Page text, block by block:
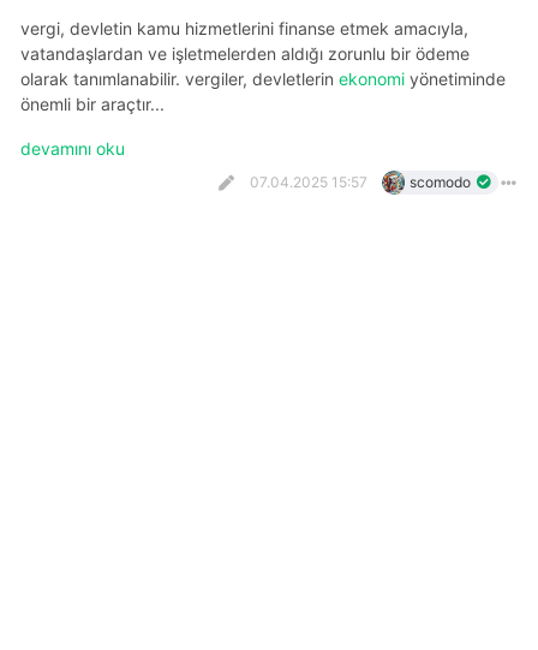
vergi, devletin kamu hizmetlerini finanse etmek amacıyla,
vatandaşlardan ve işletmelerden aldığı zorunlu bir ödeme
olarak tanımlanabilir. vergiler, devletlerin ekonomi yönetiminde
önemli bir araçtır...
devamını oku
07.04.2025 15:57 scomodo